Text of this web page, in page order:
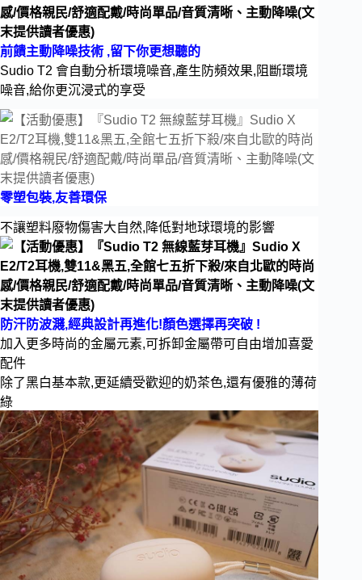
前饋主動降噪技術 ,留下你更想聽的
Sudio T2 會自動分析環境噪音,產生防頻效果, 阻斷環境
噪音,給你更沉浸式的享受
零塑包裝,友善環保
不讓塑料廢物傷害大自然,降低對地球環境的影響
防汗防波濺,經典設計再進化!顏色選擇再突破 !
加入更多時尚的金屬元素,可拆卸金屬帶可自由增加喜愛
配件
除了黑白基本款,更延續受歡迎的奶茶色,還有優雅的薄荷
綠